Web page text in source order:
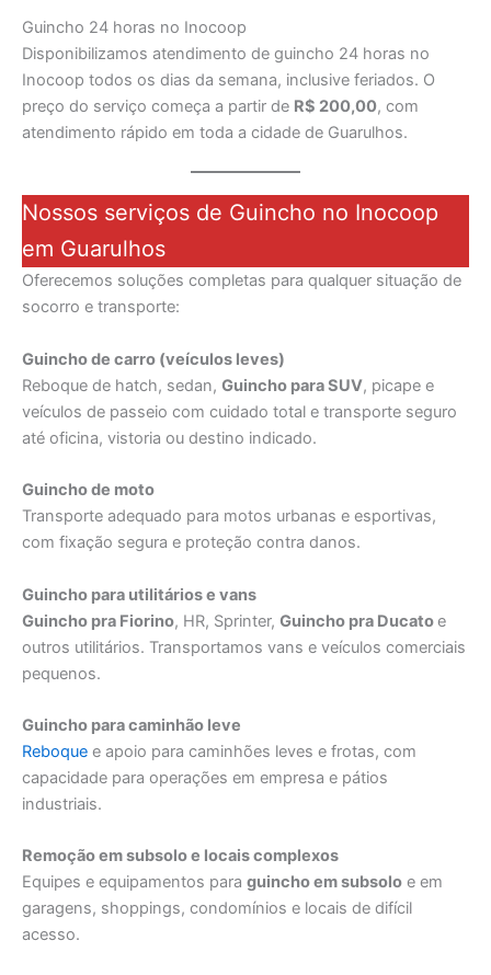
Guincho 24 horas no Inocoop
Disponibilizamos atendimento de guincho 24 horas no
Inocoop todos os dias da semana, inclusive feriados. O
preço do serviço começa a partir de R$ 200,00, com
atendimento rápido em toda a cidade de Guarulhos.
Nossos serviços de Guincho no Inocoop
em Guarulhos
Oferecemos soluções completas para qualquer situação de
socorro e transporte:
Guincho de carro (veículos leves)
Reboque de hatch, sedan, Guincho para SUV, picape e
veículos de passeio com cuidado total e transporte seguro
até oficina, vistoria ou destino indicado.
Guincho de moto
Transporte adequado para motos urbanas e esportivas,
com fixação segura e proteção contra danos.
Guincho para utilitários e vans
Guincho pra Fiorino, HR, Sprinter, Guincho pra Ducatoe
outros utilitários. Transportamos vans e veículos comerciais
pequenos.
Guincho para caminhão leve
Reboque e apoio para caminhões leves e frotas, com
capacidade para operações em empresa e pátios
industriais.
Remoção em subsolo e locais complexos
Equipes e equipamentos para guincho em subsolo e em
garagens, shoppings, condomínios e locais de difícil
acesso.